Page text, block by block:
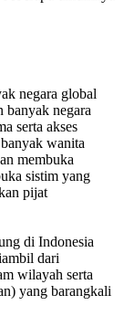
negara global
banyak negara
serta akses
wanita
membuka
sistim yang
pijat
di Indonesia
dari
wilayah serta
yang barangkali